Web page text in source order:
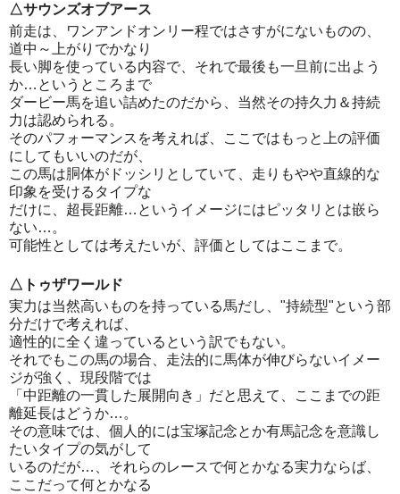
△サウンズオブアース
前走は、ワンアンドオンリー程ではさすがにないものの、
道中～上がりでかなり
長い脚を使っている内容で、それで最後も一旦前に出よう
か…というところまで
ダービー馬を追い詰めたのだから、当然その持久力＆持続
力は認められる。
そのパフォーマンスを考えれば、ここではもっと上の評価
にしてもいいのだが、
この馬は胴体がドッシリとしていて、走りもやや直線的な
印象を受けるタイプな
だけに、超長距離…というイメージにはピッタリとは嵌ら
ない…。
可能性としては考えたいが、評価としてはここまで。
△トゥザワールド
実力は当然高いものを持っている馬だし、"持続型"という部
分だけで考えれば、
適性的に全く違っているという訳でもない。
それでもこの馬の場合、走法的に馬体が伸びらないイメー
ジが強く、現段階では
「中距離の一貫した展開向き」だと思えて、ここまでの距
離延長はどうか…。
その意味では、個人的には宝塚記念とか有馬記念を意識し
たいタイプの気がして
いるのだが…、それらのレースで何とかなる実力ならば、
ここだって何とかなる